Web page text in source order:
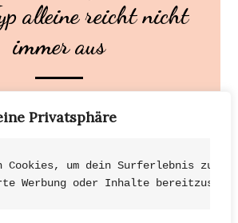
Privatsphäre
Cookies, um dein Surferlebnis zu
Werbung oder Inhalte
alleine reicht nicht
immer aus
alleine reicht nicht immer aus –